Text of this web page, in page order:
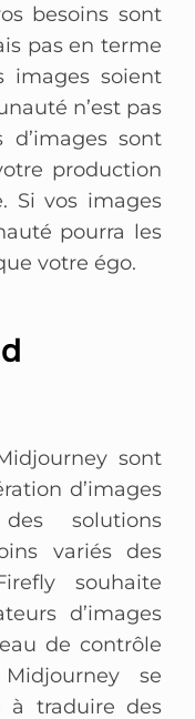
besoins sont
pas en terme
images soient
n’est pas
sont
production
Si vos images
pourra les
votre égo.
sont
d’images
solutions
variés des
souhaite
d’images
de contrôle
se
à traduire des